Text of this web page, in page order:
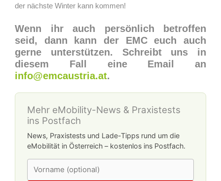
der nächste Winter kann kommen!
Wenn ihr auch persönlich betroffen
seid, dann kann der EMC euch auch
gerne unterstützen. Schreibt uns in
diesem Fall eine Email an
info@emcaustria.at.
Mehr eMobility-News & Praxistests
ins Postfach
News, Praxistests und Lade-Tipps rund um die
eMobilität in Österreich – kostenlos ins Postfach.